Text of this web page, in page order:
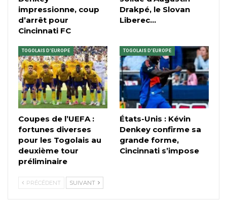
impressionne, coup
d’arrêt pour
Cincinnati FC
Drakpé, le Slovan
Liberec…
TOGOLAIS D'EUROPE
Coupes de l’UEFA :
fortunes diverses
pour les Togolais au
deuxième tour
préliminaire
TOGOLAIS D'EUROPE
États-Unis : Kévin
Denkey confirme sa
grande forme,
Cincinnati s’impose
PRÉCÉDENT SUIVANT